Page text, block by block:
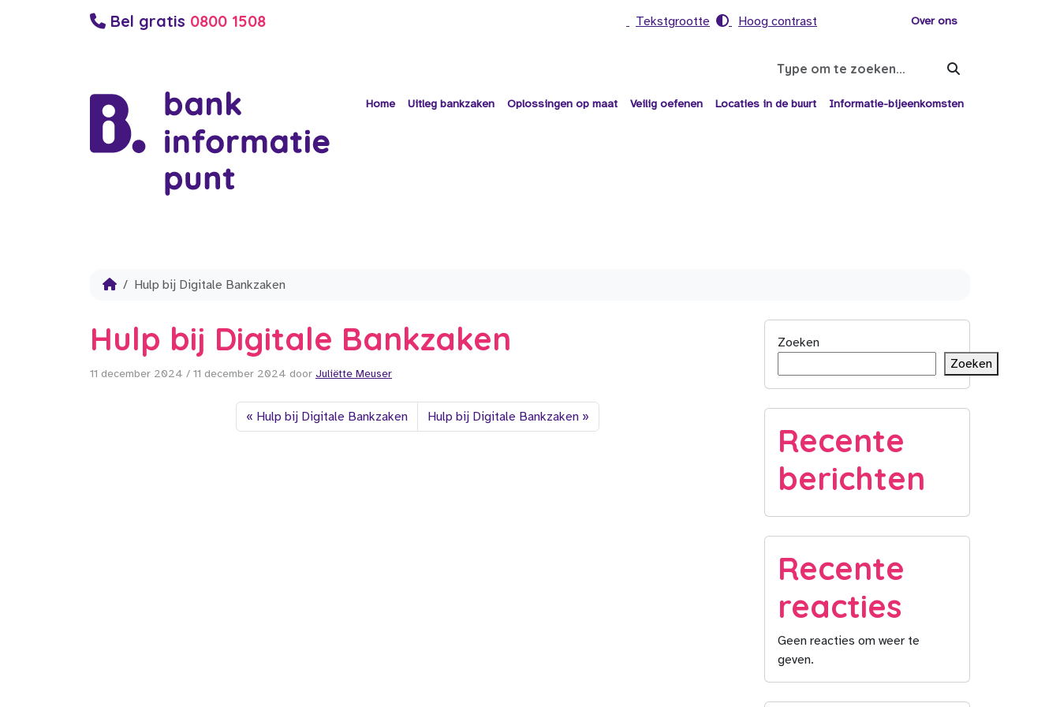
Bel gratis 0800 1508 Tekstgrootte Hoog contrast Over ons
Search
Home Uitleg bankzaken Oplossingen op maat Veilig oefenen Locaties in de buurt Informatie-bijeenkomsten
Hulp bij Digitale Bankzaken
Hulp bij Digitale Bankzaken
11 december 2024 / 11 december 2024 door Juliëtte Meuser
Hulp bij Digitale Bankzaken Hulp bij Digitale Bankzaken
Zoeken
Zoeken
Recente
berichten
Recente
reacties
Geen reacties om weer te
geven.